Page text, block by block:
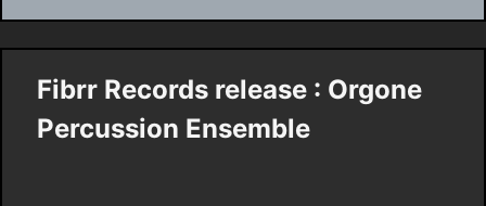
Fibrr Records release : Orgone
Percussion Ensemble